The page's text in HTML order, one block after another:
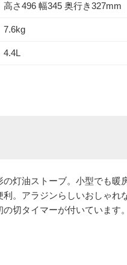
高さ496 幅345 奥行き327mm
7.6kg
4.4L
の灯油ストーブ。小型でも暖
利。アラジンらしいおしゃれ
切タイマーが付いています。